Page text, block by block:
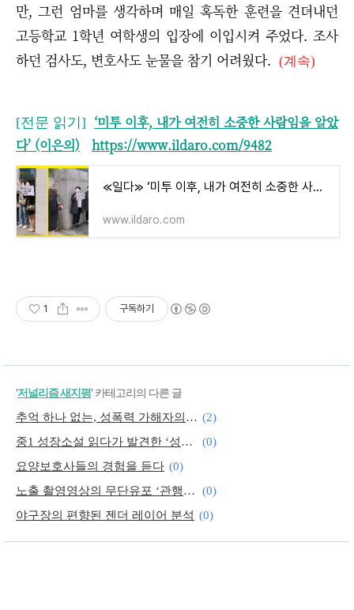
만, 그런 엄마를 생각하며 매일 혹독한 훈련을 견뎌내던
고등학교 1학년 여학생의 입장에 이입시켜 주었다. 조사
하던 검사도, 변호사도 눈물을 참기 어려웠다. (계속)
[전문 읽기] ‘미투 이후, 내가 여전히 소중한 사람임을 알았
다’ (이은의)
https://www.ildaro.com/9482
≪일다≫ ‘미투 이후, 내가 여전히 소중한 사람임을 알았다’
www.ildaro.com
1 구독하기
'저널리즘 새지평' 카테고리의 다른 글
추억 하나 없는, 성폭력 가해자의 ‘연인’ 주장 (2)
중1 성장소설 읽다가 발견한 ‘성별 편향’
(0)
요양보호사들의 경험을 듣다 (0)
노출 촬영영상의 무단유포 ‘관행’에 제동 건 연예인
(0)
야구장의 편향된 젠더 레이어 분석 (0)
‘인생 완성기’ 여성들의 생활 설계를 돕고 싶다
(0)